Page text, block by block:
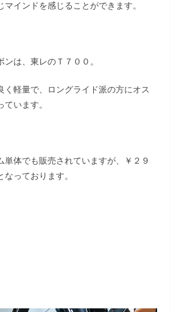
マインドを感じることができます。
は、東レのＴ７００。
く軽量で、ロングライド派の方にオス
います。
単体でも販売されていますが、￥２９
なっております。